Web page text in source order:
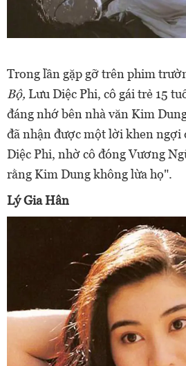
Trong lần gặp gỡ trên phim
Bộ, Lưu Diệc Phi, cô gái trẻ 15
đáng nhớ bên nhà văn Kim
đã nhận được một lời khen ngợi
Diệc Phi, nhờ cô đóng Vương
rằng Kim Dung không lừa họ".
Lý Gia Hân